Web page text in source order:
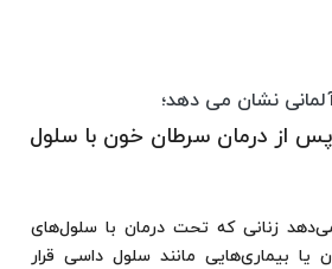
نشان می دهد؛
پس از درمان سرطان خون با سلول
زنانی که تحت درمان با سلول‌های
یا بیماری‌هایی مانند سلول داسی قرار